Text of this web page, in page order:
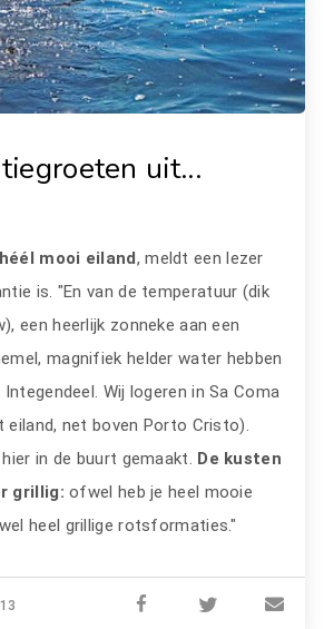
uit...
mooi eiland, meldt een lezer
is. "En van de temperatuur (dik
een heerlijk zonneke aan een
magnifiek helder water hebben
Wij logeren in Sa Coma
net boven Porto Cristo).
in de buurt gemaakt. De kusten
grillig: ofwel heb je heel mooie
heel grillige rotsformaties."